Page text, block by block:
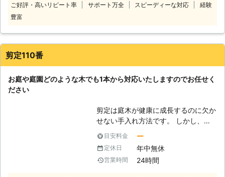
す。 常にお客様目線での作業を心が
ら弊社にお申し付けを。 弊社スタッ
ご好評・高いリピート率 サポート万全 スピーディーな対応
経験
豊富
剪定110番
お庭や庭園どのような木でも1本から対応いたしますのでお任せく
ださい
剪定は庭木が健康に成長するのに欠か
せない手入れ方法です。 しかし、自
分ではうまく剪定できず不格好になっ
てしまったという方もいるのではない
でしょうか？ 思ったように剪定でき
ず、不満な結果になってしまうのであ
目安料金 ー
定休日 年中無休
営業時間 24時間